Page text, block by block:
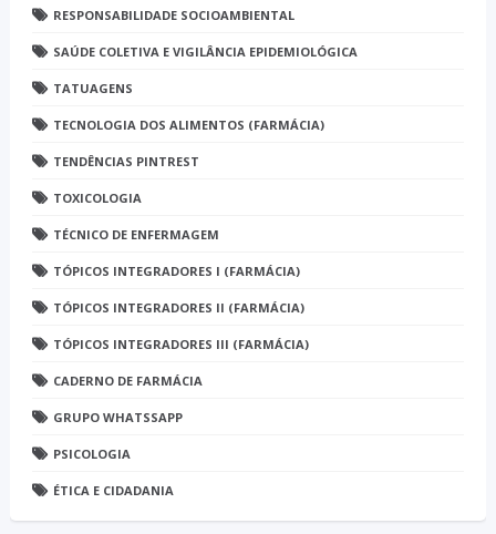
RESPONSABILIDADE SOCIOAMBIENTAL
SAÚDE COLETIVA E VIGILÂNCIA EPIDEMIOLÓGICA
TATUAGENS
TECNOLOGIA DOS ALIMENTOS (FARMÁCIA)
TENDÊNCIAS PINTREST
TOXICOLOGIA
TÉCNICO DE ENFERMAGEM
TÓPICOS INTEGRADORES I (FARMÁCIA)
TÓPICOS INTEGRADORES II (FARMÁCIA)
TÓPICOS INTEGRADORES III (FARMÁCIA)
CADERNO DE FARMÁCIA
GRUPO WHATSSAPP
PSICOLOGIA
ÉTICA E CIDADANIA